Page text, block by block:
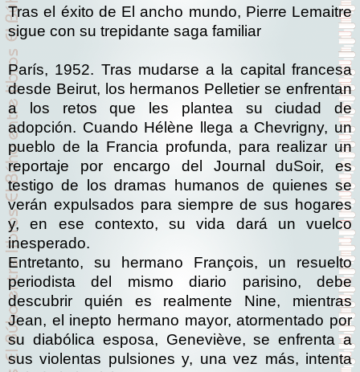
Tras el éxito de El ancho mundo, Pierre Lemaitre
sigue con su trepidante saga familiar
París, 1952. Tras mudarse a la capital francesa
desde Beirut, los hermanos Pelletier se enfrentan
a los retos que les plantea su ciudad de
adopción. Cuando Hélène llega a Chevrigny, un
pueblo de la Francia profunda, para realizar un
reportaje por encargo del Journal duSoir, es
testigo de los dramas humanos de quienes se
verán expulsados para siempre de sus hogares
y, en ese contexto, su vida dará un vuelco
inesperado.
Entretanto, su hermano François, un resuelto
periodista del mismo diario parisino, debe
descubrir quién es realmente Nine, mientras
Jean, el inepto hermano mayor, atormentado por
su diabólica esposa, Geneviève, se enfrenta a
sus violentas pulsiones y, una vez más, intenta